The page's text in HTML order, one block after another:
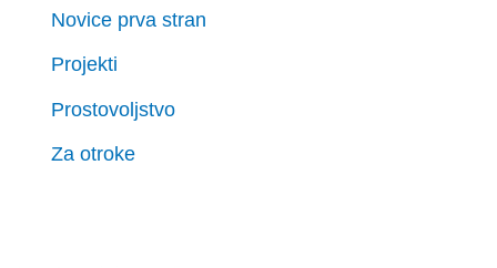
Novice prva stran
Projekti
Prostovoljstvo
Za otroke